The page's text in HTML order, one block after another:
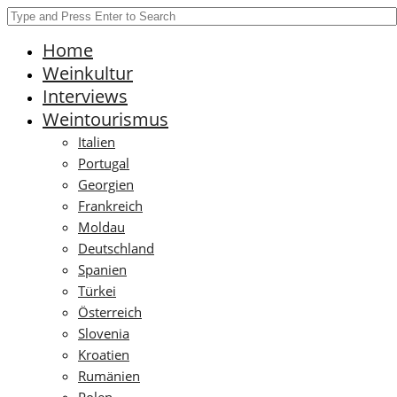
Home
Weinkultur
Interviews
Weintourismus
Italien
Portugal
Georgien
Frankreich
Moldau
Deutschland
Spanien
Türkei
Österreich
Slovenia
Kroatien
Rumänien